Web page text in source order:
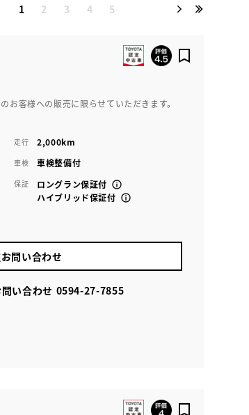
1 2 3 4 5
お客様への販売に限らせていただきます。
走行 2,000km
車検 車検整備付
保証
ロングラン保証付
ハイブリッド保証付
問い合わせ
い合わせ 0594-27-7855